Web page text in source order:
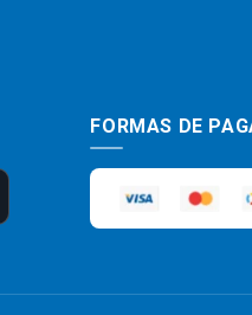
FORMAS DE